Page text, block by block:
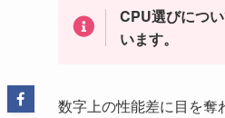
CPU選びにつ
います。
数字上の性能差に目を奪